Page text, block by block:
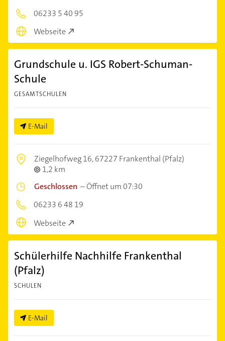
06233 5 40 95
Webseite
Grundschule u. IGS Robert-Schuman-
Schule
GESAMTSCHULEN
E-Mail
Ziegelhofweg 16,67227 Frankenthal (Pfalz)
1,2 km
Geschlossen –Öffnet um 07:30
06233 6 48 19
Webseite
Schülerhilfe Nachhilfe Frankenthal
(Pfalz)
SCHULEN
E-Mail